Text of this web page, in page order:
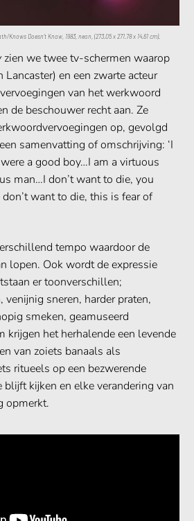
Doesn’t Know, 1983, neon, (273.05 x 271.78 x 14.61 cm).
zien we twee tv-schermen waarop
Lancaster) en een zwarte acteur
van het werkwoord
de beschouwer recht aan. Ze
op, gevolgd
samenvatting of omschrijving: ‘I
a good boy…I am a virtuous
man…I don’t want to die, you
want to die, this is fear of
tempo waardoor de
lopen. Ook wordt de expressie
er toonverschillen;
sneren, harder praten,
smeken, geamuseerd
krijgen het herhalende een levende
van zoiets banaals als
ritueels op een bezwerende
blijft kijken en elke verandering van
opmerkt.